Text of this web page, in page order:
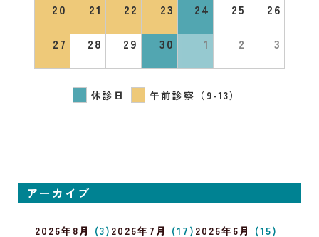
20
21 22 23 24 25
26
27
28 29 30 1 2 3
休診日 午前診察（9-13）
アーカイブ
2026年8月 (3) 2026年7月 (17) 2026年6月 (15)